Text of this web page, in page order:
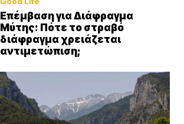
Επέμβαση για Διάφραγμα
Μύτης: Πότε το στραβό
διάφραγμα χρειάζεται
αντιμετώπιση;